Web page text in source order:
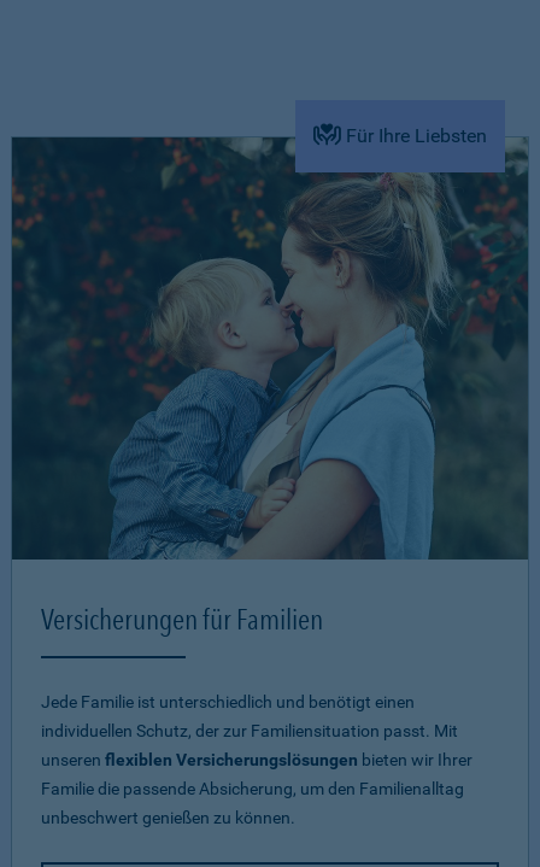
Für Ihre Liebsten
Versicherungen für Familien
Jede Familie ist unterschiedlich und benötigt einen
individuellen Schutz, der zur Familiensituation passt. Mit
unseren flexiblen Versicherungslösungen bieten wir Ihrer
Familie die passende Absicherung, um den Familienalltag
unbeschwert genießen zu können.